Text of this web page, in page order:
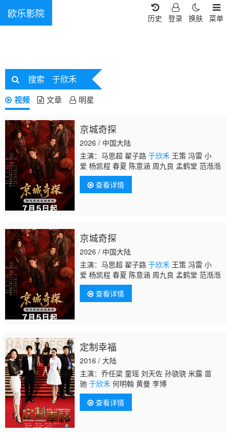
欧乐影院 菜单
换肤
登录
历史
搜索 于欣禾
视频 文章 明星
京城奇探
2026 / 中国大陆
主演：马思超 翟子路 于欣禾王策 冯雷 小
爱 杨凯程 春夏 陈意涵 周九良 孟鹤堂 范湉湉
查看详情
京城奇探
2026 / 中国大陆
主演：马思超 翟子路 于欣禾王策 冯雷 小
爱 杨凯程 春夏 陈意涵 周九良 孟鹤堂 范湉湉
查看详情
定制幸福
2016 / 大陆
主演：乔任梁 童瑶 刘天佐 孙骁骁 米露 苗
驰 于欣禾何明翰 黄曼 李博
查看详情